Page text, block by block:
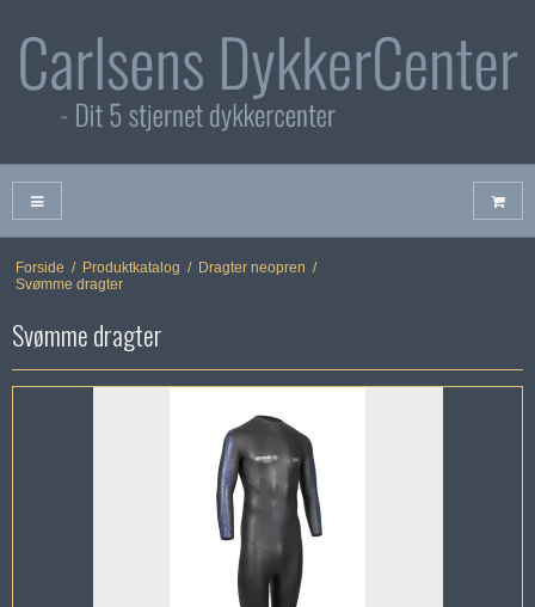
Forside / Produktkatalog / Dragter neopren /
Svømme dragter
Svømme dragter